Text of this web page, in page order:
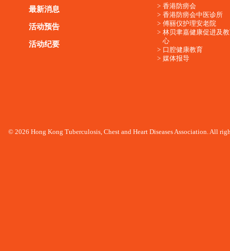
最新消息
活动预告
活动纪要
香港防痨会
香港防痨会中医诊所
傅丽仪护理安老院
林贝聿嘉健康促进及
心
口腔健康教育
媒体报导
© 2026 Hong Kong Tuberculosis, Chest and Heart Diseases Association. All